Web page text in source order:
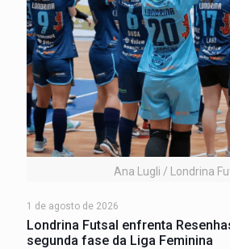
Ana Lugli / Londrina
1 de agosto de 2026
Londrina Futsal enfrenta
segunda fase da Liga Feminina